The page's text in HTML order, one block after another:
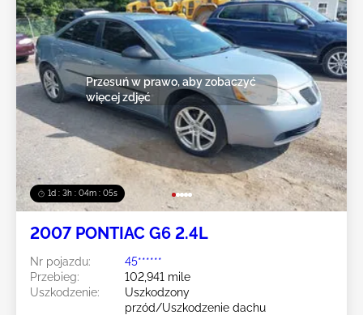
1d : 3h : 04m : 02s
Przesuń w prawo, aby zobaczyć
więcej zdjęć
2007 PONTIAC G6 2.4L
Nr pojazdu:
45******
Przebieg:
102,941 mile
Uszkodzenie:
Uszkodzony
przód/Uszkodzenie dachu